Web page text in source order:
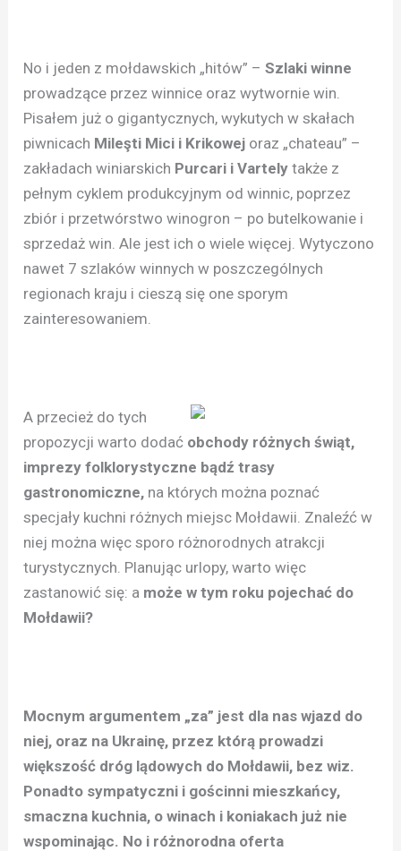
No i jeden z mołdawskich „hitów” –Szlaki winne
prowadzące przez winnice oraz wytwornie win.
Pisałem już o gigantycznych, wykutych w skałach
piwnicach Mileşti Mici i Krikowej oraz „chateau” –
zakładach winiarskich Purcari i Vartelytakże z
pełnym cyklem produkcyjnym od winnic, poprzez
zbiór i przetwórstwo winogron – po butelkowanie i
sprzedaż win. Ale jest ich o wiele więcej. Wytyczono
nawet 7 szlaków winnych w poszczególnych
regionach kraju i cieszą się one sporym
zainteresowaniem.
A przecież do tych
propozycji warto dodać obchody różnych świąt,
imprezy folklorystyczne bądź trasy
gastronomiczne, na których można poznać
specjały kuchni różnych miejsc Mołdawii. Znaleźć w
niej można więc sporo różnorodnych atrakcji
turystycznych. Planując urlopy, warto więc
zastanowić się: a może w tym roku pojechać do
Mołdawii?
Mocnym argumentem „za” jest dla nas wjazd do
niej, oraz na Ukrainę, przez którą prowadzi
większość dróg lądowych do Mołdawii, bez wiz.
Ponadto sympatyczni i gościnni mieszkańcy,
smaczna kuchnia, o winach i koniakach już nie
wspominając. No i różnorodna oferta